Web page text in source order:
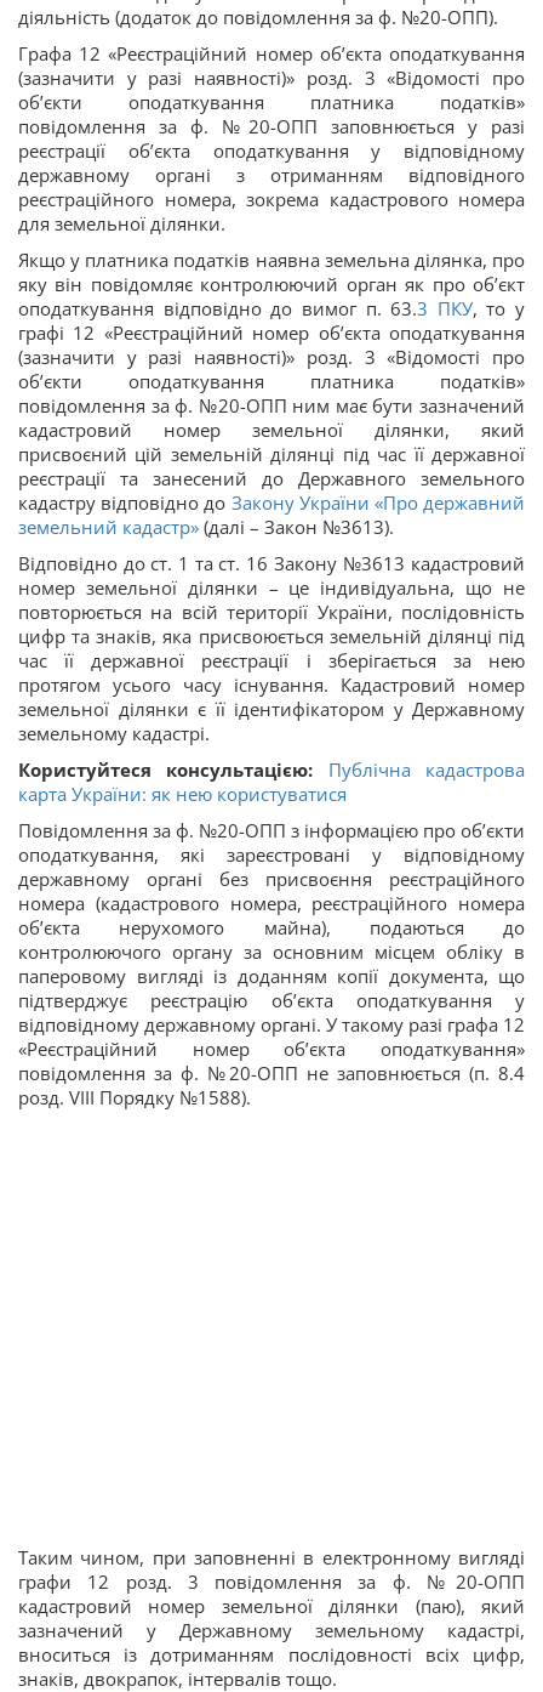
діяльність (додаток до повідомлення за ф. №20-ОПП).
Графа 12 «Реєстраційний номер об’єкта оподаткування
(зазначити у разі наявності)» розд. 3 «Відомості про
об’єкти оподаткування платника податків»
повідомлення за ф. №20-ОПП заповнюється у разі
реєстрації об’єкта оподаткування у відповідному
державному органі з отриманням відповідного
реєстраційного номера, зокрема кадастрового номера
для земельної ділянки.
Якщо у платника податків наявна земельна ділянка, про
яку він повідомляє контролюючий орган як про об’єкт
оподаткування відповідно до вимог п. 63.3 ПКУ, то у
графі 12 «Реєстраційний номер об’єкта оподаткування
(зазначити у разі наявності)» розд. 3 «Відомості про
об’єкти оподаткування платника податків»
повідомлення за ф. №20-ОПП ним має бути зазначений
кадастровий номер земельної ділянки, який
присвоєний цій земельній ділянці під час її державної
реєстрації та занесений до Державного земельного
кадастру відповідно до Закону України «Про державний
земельний кадастр» (далі – Закон №3613).
Відповідно до ст. 1 та ст. 16 Закону №3613 кадастровий
номер земельної ділянки – це індивідуальна, що не
повторюється на всій території України, послідовність
цифр та знаків, яка присвоюється земельній ділянці під
час її державної реєстрації і зберігається за нею
протягом усього часу існування. Кадастровий номер
земельної ділянки є її ідентифікатором у Державному
земельному кадастрі.
Користуйтеся консультацією:
Публічна кадастрова
карта України: як нею користуватися
Повідомлення за ф. №20-ОПП з інформацією про об’єкти
оподаткування, які зареєстровані у відповідному
державному органі без присвоєння реєстраційного
номера (кадастрового номера, реєстраційного номера
об’єкта нерухомого майна), подаються до
контролюючого органу за основним місцем обліку в
паперовому вигляді із доданням копії документа, що
підтверджує реєстрацію об’єкта оподаткування у
відповідному державному органі. У такому разі графа 12
«Реєстраційний номер об’єкта оподаткування»
повідомлення за ф. №20-ОПП не заповнюється (п. 8.4
розд. VIIІ Порядку №1588).
Таким чином, при заповненні в електронному вигляді
графи 12 розд. 3 повідомлення за ф. №20-ОПП
кадастровий номер земельної ділянки (паю), який
зазначений у Державному земельному кадастрі,
вноситься із дотриманням послідовності всіх цифр,
знаків, двокрапок, інтервалів тощо.